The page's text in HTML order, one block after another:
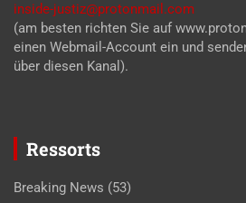
inside-justiz@protonmail.com
(am besten richten Sie auf
einen Webmail-Account ein und
über diesen Kanal).
Ressorts
Breaking News (53)